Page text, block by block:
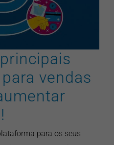
pontonews vendas
vendas
para os seus